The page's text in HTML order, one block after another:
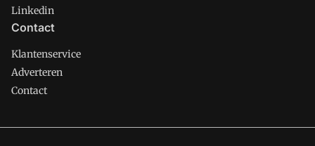
Linkedin
Contact
Klantenservice
Adverteren
Contact